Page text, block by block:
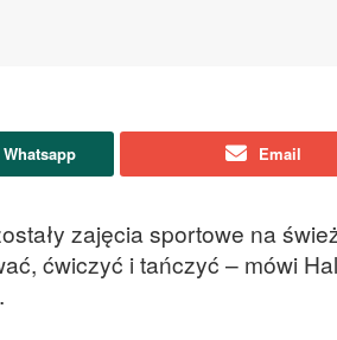
Email
zajęcia sportowe na
ćwiczyć i tańczyć – mówi